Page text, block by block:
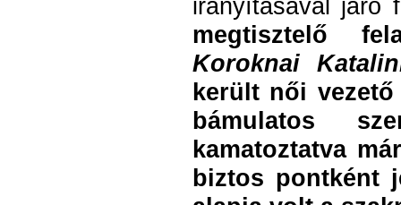
irányításával járó
megtisztelő
Koroknai
került női
bámulatos
kamatoztatva
biztos pontként